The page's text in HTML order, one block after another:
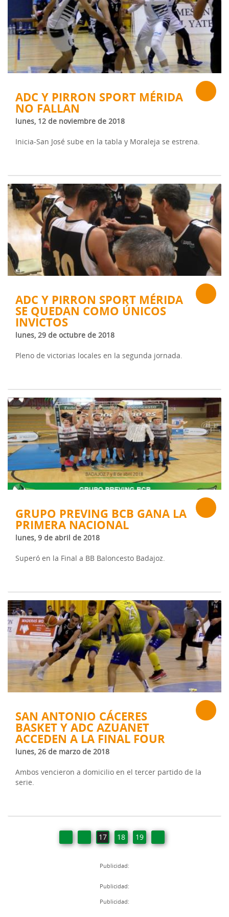
ADC Y PIRRON SPORT MÉRIDA
NO FALLAN
lunes, 12 de noviembre de 2018
Inicia-San José sube en la tabla y Moraleja se estrena.
ADC Y PIRRON SPORT MÉRIDA
SE QUEDAN COMO ÚNICOS
INVICTOS
lunes, 29 de octubre de 2018
Pleno de victorias locales en la segunda jornada.
GRUPO PREVING BCB GANA LA
PRIMERA NACIONAL
lunes, 9 de abril de 2018
Superó en la Final a BB Baloncesto Badajoz.
SAN ANTONIO CÁCERES
BASKET Y ADC AZUANET
ACCEDEN A LA FINAL FOUR
lunes, 26 de marzo de 2018
Ambos vencieron a domicilio en el tercer partido de la
serie.
17 18 19
Publicidad:
Publicidad:
Publicidad: